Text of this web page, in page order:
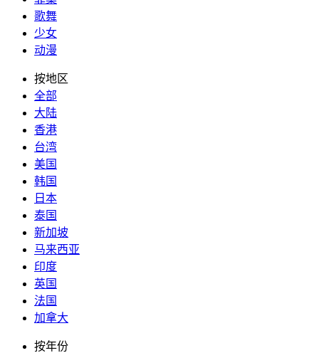
歌舞
少女
动漫
按地区
全部
大陆
香港
台湾
美国
韩国
日本
泰国
新加坡
马来西亚
印度
英国
法国
加拿大
按年份